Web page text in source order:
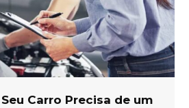
Carro Precisa de um